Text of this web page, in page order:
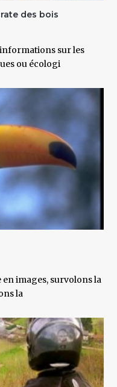
des bois
sur les
ou écologi
images, survolons la
la